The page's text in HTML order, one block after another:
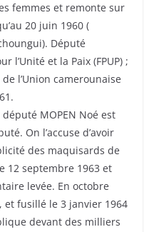
femmes et remonte sur
20 juin 1960 (
Député
l’Unité et la Paix (FPUP) ;
l’Union camerounaise
MOPEN Noé est
On l’accuse d’avoir
des maquisards de
12 septembre 1963 et
levée. En octobre
et fusillé le 3 janvier 1964
devant des milliers